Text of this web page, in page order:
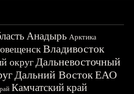
Анадырь Арктика
Владивосток
округДальневосточный
Дальний ВостокЕАО
Камчатский край